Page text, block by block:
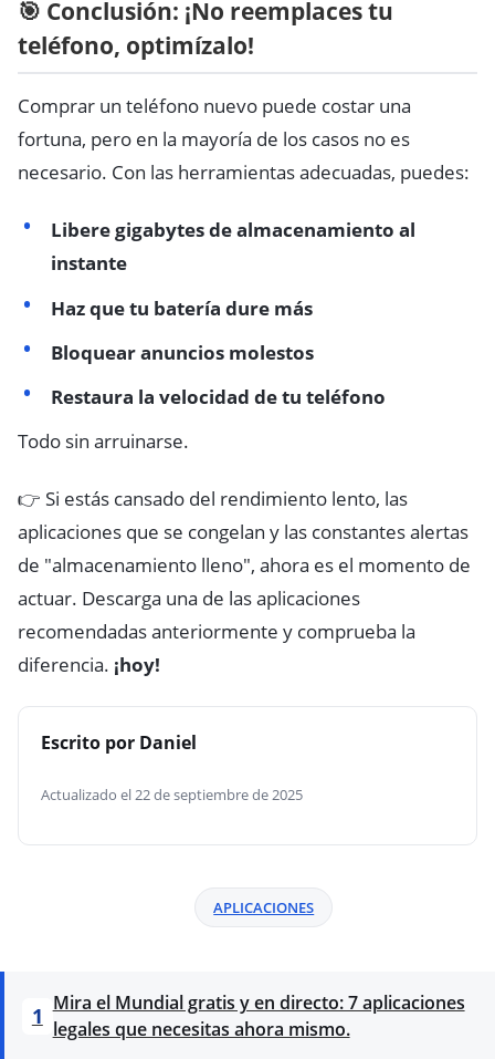
🎯 Conclusión: ¡No reemplaces tu
teléfono, optimízalo!
Comprar un teléfono nuevo puede costar una
fortuna, pero en la mayoría de los casos no es
necesario. Con las herramientas adecuadas, puedes:
Libere gigabytes de almacenamiento al
instante
Haz que tu batería dure más
Bloquear anuncios molestos
Restaura la velocidad de tu teléfono
Todo sin arruinarse.
👉 Si estás cansado del rendimiento lento, las
aplicaciones que se congelan y las constantes alertas
de "almacenamiento lleno", ahora es el momento de
actuar. Descarga una de las aplicaciones
recomendadas anteriormente y comprueba la
diferencia. ¡hoy!
Escrito por Daniel
Actualizado el 22 de septiembre de 2025
APLICACIONES
1 Mira el Mundial gratis y en directo: 7 aplicaciones
legales que necesitas ahora mismo.